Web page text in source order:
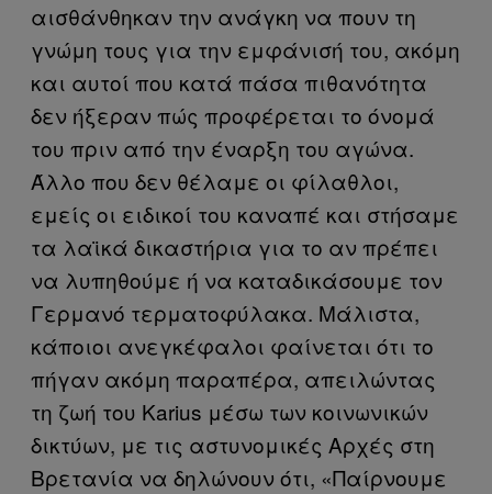
αισθάνθηκαν την ανάγκη να πουν τη
γνώμη τους για την εμφάνισή του, ακόμη
και αυτοί που κατά πάσα πιθανότητα
δεν ήξεραν πώς προφέρεται το όνομά
του πριν από την έναρξη του αγώνα.
Άλλο που δεν θέλαμε οι φίλαθλοι,
εμείς οι ειδικοί του καναπέ και στήσαμε
τα λαϊκά δικαστήρια για το αν πρέπει
να λυπηθούμε ή να καταδικάσουμε τον
Γερμανό τερματοφύλακα. Μάλιστα,
κάποιοι ανεγκέφαλοι φαίνεται ότι το
πήγαν ακόμη παραπέρα, απειλώντας
τη ζωή του Karius μέσω των κοινωνικών
δικτύων, με τις αστυνομικές Αρχές στη
Βρετανία να δηλώνουν ότι, «Παίρνουμε